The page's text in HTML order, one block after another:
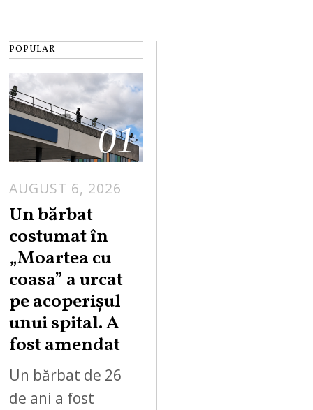
POPULAR
01
AUGUST 6, 2026
Un bărbat
costumat în
„Moartea cu
coasa” a urcat
pe acoperișul
unui spital. A
fost amendat
Un bărbat de 26
de ani a fost